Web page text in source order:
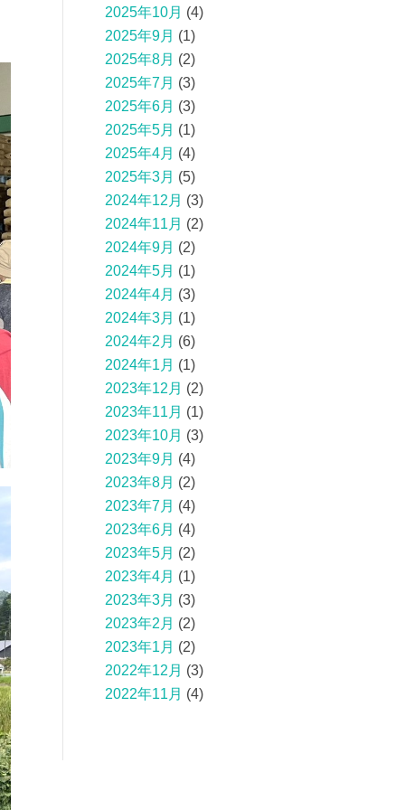
2025年10月 (4)
2025年9月 (1)
2025年8月 (2)
2025年7月 (3)
2025年6月 (3)
2025年5月 (1)
2025年4月 (4)
2025年3月 (5)
2024年12月 (3)
2024年11月 (2)
2024年9月 (2)
2024年5月 (1)
2024年4月 (3)
2024年3月 (1)
2024年2月 (6)
2024年1月 (1)
2023年12月 (2)
2023年11月 (1)
2023年10月 (3)
2023年9月 (4)
2023年8月 (2)
2023年7月 (4)
2023年6月 (4)
2023年5月 (2)
2023年4月 (1)
2023年3月 (3)
2023年2月 (2)
2023年1月 (2)
2022年12月 (3)
2022年11月 (4)